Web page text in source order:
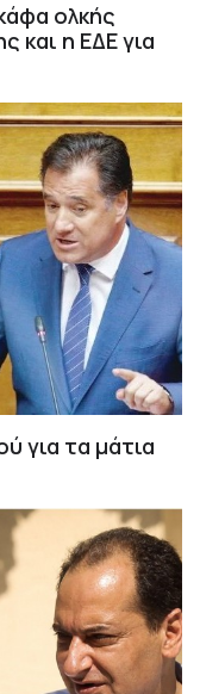
ολκής
και η ΕΔΕ για
για τα μάτια